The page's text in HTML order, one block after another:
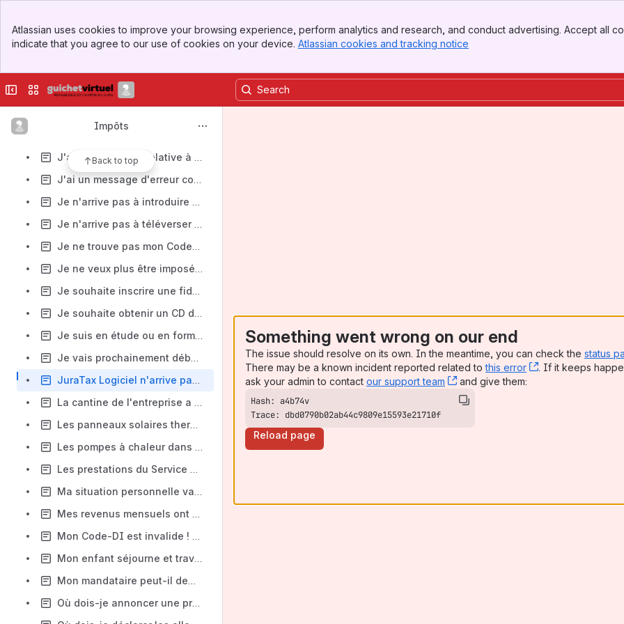
Top Bar
Sidebar
Atlassian uses cookies to improve your browsing experience, perform analytics and research, and conduct advertising. Accept all
indicate that you agree to our use of cookies on your device. Atlassian cookies and tracking notice
Collapse sidebar
Switch sites or apps
Impôts
Back to top
Installer JuraTax sur Windows XP ?
J'ai acheté un abonnement général pour une année. Puis-je le déduire même si j'ai été en télétravail ?
J'ai une question relative à Dr Tax ou à un autre logiciel du marché !
J'ai un message d'erreur concernant la vérification du Captcha !
Je n'arrive pas à introduire mon IBAN, que dois-je faire
Je n'arrive pas à téléverser en SwissID avec le logiciel JuraTax ?
Je ne trouve pas mon Code-DI. A qui puis-je le demander ?
Je ne veux plus être imposé pour les impôts ecclésiastiques, que dois-je faire ?
Je souhaite inscrire une fiduciaire sur le guichet virtuel.
Je souhaite obtenir un CD de JuraTax Logiciel.
Je suis en étude ou en formation, puis-je déduire mes frais d'écolage ?
Je vais prochainement débuter l'Université et prendrai une chambre dans un autre canton. Est-ce que je reste contribuable jurassien ?
JuraTax Logiciel n'arrive pas à se connecter aux serveurs pour téléverser !
La cantine de l'entreprise a été fermée durant une partie de l'année. Comment l'employeur doit-il remplir le certificat de salaire ?
Les panneaux solaires thermiques sont-ils considérés comme des installations de production d'électricité photovoltaïques ?
Les pompes à chaleur dans le sol sont-elles considérées comme des installations de productions d'électricité photolvoltaïques ?
Les prestations du Service des contributions pour le citoyen dans le Guichet virtuel
Ma situation personnelle va changer.
Mes revenus mensuels ont augmenté. Faut-il l'annoncer au Service des contributions ?
Mon Code-DI est invalide ! Que puis-je faire ?
Mon enfant séjourne et travaille dans un autre canton...
Mon mandataire peut-il demander une prolongation de délai ?
Où dois-je annoncer une prestation en capital touchée durant l'année?
Something went wrong on our end
The issue should resolve on its own. In the meantime, you can check the status
There may be a known incident reported related tothis error , (opens new
. If it keeps
ask your admin to contact our support team , (opens new window)
and give them:
Trace: dbd0790b02ab44c9809e15593e21710f
Reload page